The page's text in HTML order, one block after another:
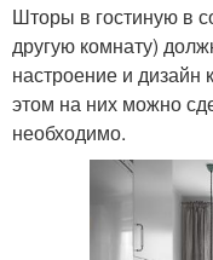
Шторы в гостиную в
другую комнату)
настроение и дизайн
этом на них можно
необходимо.